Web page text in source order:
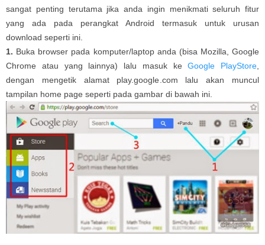
sangat penting terutama jika anda ingin menikmati seluruh fitur
yang ada pada perangkat Android termasuk untuk urusan
download seperti ini.
1. Buka browser pada komputer/laptop anda (bisa Mozilla, Google
Chrome atau yang lainnya) lalu masuk keGoogle PlayStore
dengan mengetik alamat play.google.com lalu akan muncul
tampilan home page seperti pada gambar di bawah ini.